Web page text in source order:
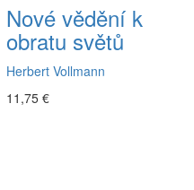
Nové vědění k
obratu světů
Herbert Vollmann
11,75 €